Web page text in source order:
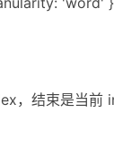
，结束是当前